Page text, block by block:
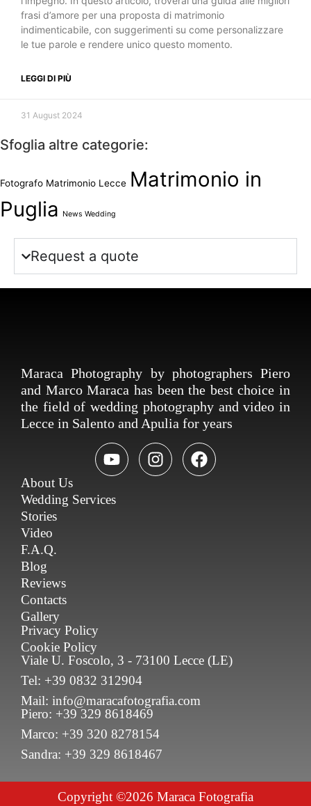
frasi d’amore per una proposta di matrimonio
indimenticabile, con suggerimenti su come personalizzare
le tue parole e rendere unico questo momento.
LEGGI DI PIÙ
31 August 2024
Sfoglia altre categorie:
Fotografo Matrimonio Lecce Matrimonio in
Puglia
News Wedding
Request a quote
Maraca Photography by photographers Piero
and Marco Maraca has been the best choice in
the field of wedding photography and video in
Lecce in Salento and Apulia for years
About Us
Wedding Services
Stories
Video
F.A.Q.
Blog
Reviews
Contacts
Gallery
Privacy Policy
Cookie Policy
Viale U. Foscolo, 3 - 73100 Lecce (LE)
Tel: +39 0832 312904
Mail: info@maracafotografia.com
Piero: +39 329 8618469
Marco: +39 320 8278154
Sandra: +39 329 8618467
Copyright ©2026 Maraca Fotografia